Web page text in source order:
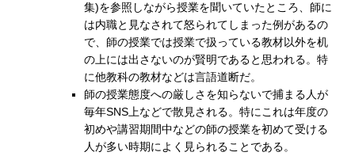
集)を参照しながら授業を聞いていたところ、師に
は内職と見なされて怒られてしまった例があるの
で、師の授業では授業で扱っている教材以外を机
の上には出さないのが賢明であると思われる。特
に他教科の教材などは言語道断だ。
師の授業態度への厳しさを知らないで捕まる人が
毎年SNS上などで散見される。特にこれは年度の
初めや講習期間中などの師の授業を初めて受ける
人が多い時期によく見られることである。